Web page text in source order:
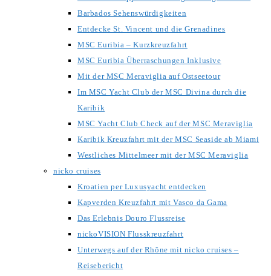
Barbados Sehenswürdigkeiten
Entdecke St. Vincent und die Grenadines
MSC Euribia – Kurzkreuzfahrt
MSC Euribia Überraschungen Inklusive
Mit der MSC Meraviglia auf Ostseetour
Im MSC Yacht Club der MSC Divina durch die
Karibik
MSC Yacht Club Check auf der MSC Meraviglia
Karibik Kreuzfahrt mit der MSC Seaside ab Miami
Westliches Mittelmeer mit der MSC Meraviglia
nicko cruises
Kroatien per Luxusyacht entdecken
Kapverden Kreuzfahrt mit Vasco da Gama
Das Erlebnis Douro Flussreise
nickoVISION Flusskreuzfahrt
Unterwegs auf der Rhône mit nicko cruises –
Reisebericht